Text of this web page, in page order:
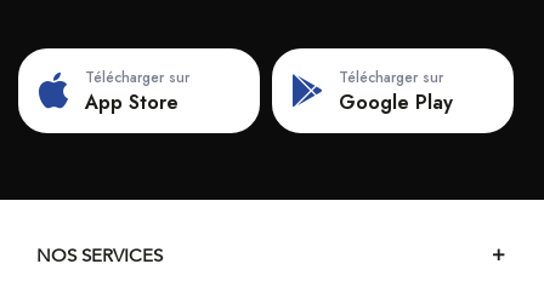
Télécharger sur
App Store
Télécharger sur
Google Play
NOS SERVICES